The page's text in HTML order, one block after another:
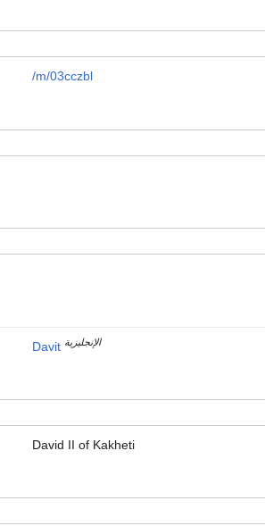
/m/03cczbl
Davit الإنجليزية
David II of Kakheti